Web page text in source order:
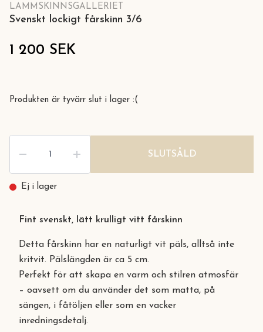
LAMMSKINNSGALLERIET
Svenskt lockigt fårskinn 3/6
1 200 SEK
Produkten är tyvärr slut i lager :(
SLUTSÅLD
Ej i lager
Fint svenskt, lätt krulligt vitt fårskinn
Detta fårskinn har en naturligt vit päls, alltså inte
kritvit. Pälslängden är ca 5 cm.
Perfekt för att skapa en varm och stilren atmosfär
– oavsett om du använder det som matta, på
sängen, i fåtöljen eller som en vacker
inredningsdetalj.